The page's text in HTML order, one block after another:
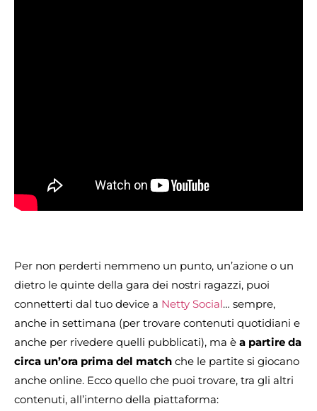
Per non perderti nemmeno un punto, un’azione o un
dietro le quinte della gara dei nostri ragazzi, puoi
connetterti dal tuo device a Netty Social… sempre,
anche in settimana (per trovare contenuti quotidiani e
anche per rivedere quelli pubblicati), ma è a partire da
circa un’ora prima del match che le partite si giocano
anche online. Ecco quello che puoi trovare, tra gli altri
contenuti, all’interno della piattaforma: